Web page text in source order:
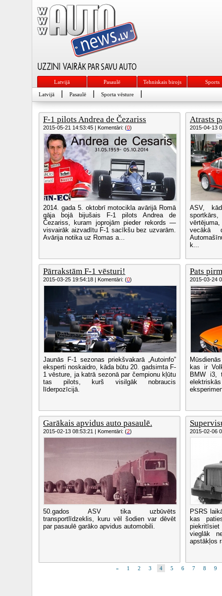
Latvijā Pasaulē Tehniskais birojs Sports
Latvijā Pasaulē Sporta vēsture
F-1 pilots Andrea de Čezariss
2015-05-21 14:53:45 | Komentāri: (0)
2014. gada 5. oktobrī motocikla avārijā Romā
gāja bojā bijušais F-1 pilots Andrea de
Čezariss, kuram joprojām pieder rekords —
visvairāk aizvadītu F-1 sacīkšu bez uzvarām.
Avārija notika uz Romas a...
Atrasts
2015-04-13
ASV,
vecākā
k...
Pārrakstām F-1 vēsturi!
2015-03-25 19:54:18 | Komentāri: (0)
Jaunās F-1 sezonas priekšvakarā „Autoinfo”
eksperti noskaidro, kāda būtu 20. gadsimta F-
1 vēsture, ja katrā sezonā par čempionu kļūtu
tas pilots, kurš visilgāk nobraucis
līderpozīcijā.
Pats
2015-03-24
kas ir
BMW i3,
Garākais apvidus auto pasaulē.
2015-02-13 08:53:21 | Komentāri: (2)
50.gados ASV tika uzbūvēts
transportlīdzeklis, kuru vēl šodien var dēvēt
par pasaulē garāko apvidus automobili.
2015-02-06
PSRS
kas
vieglāk
apstākļos
« 1 2 3 4 5 6 7 8 9